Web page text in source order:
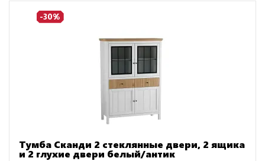
-30%
Тумба Сканди 2 стеклянные двери, 2 ящика
и 2 глухие двери белый/антик